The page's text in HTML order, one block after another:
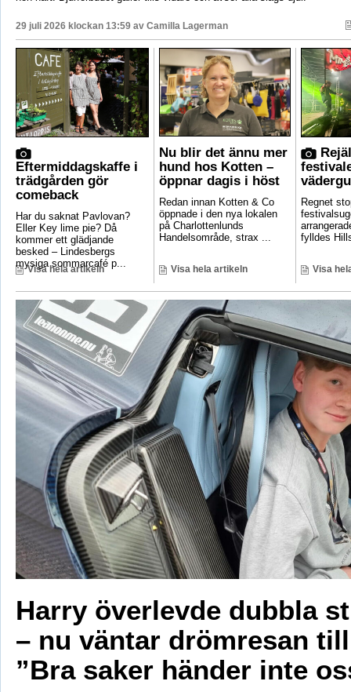
29 juli 2026 klockan 13:59 av Camilla Lagerman
Eftermiddagskaffe i
trädgården gör
comeback
Har du saknat Pavlovan?
Eller Key lime pie? Då
kommer ett glädjande
besked – Lindesbergs
mysiga sommarcafé p...
Visa hela artikeln
Nu blir det ännu mer
hund hos Kotten –
öppnar dagis i höst
Redan innan Kotten & Co
öppnade i den nya lokalen
på Charlottenlunds
Handelsområde, strax ...
Visa hela artikeln
Regnet
fylldes
Visa
Harry överlevde dubbla
– nu väntar drömresan
”Bra saker händer inte